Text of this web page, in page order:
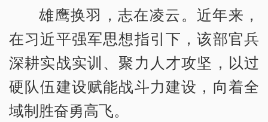
雄鹰换羽，志在凌云。近年来，
在习近平强军思想指引下，该部官兵
深耕实战实训、聚力人才攻坚，以过
硬队伍建设赋能战斗力建设，向着全
域制胜奋勇高飞。